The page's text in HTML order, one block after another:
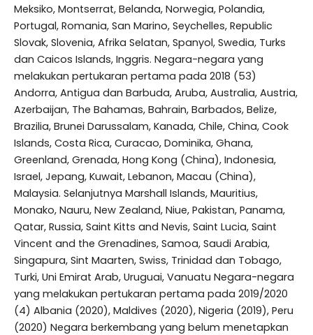
Meksiko, Montserrat, Belanda, Norwegia, Polandia,
Portugal, Romania, San Marino, Seychelles, Republic
Slovak, Slovenia, Afrika Selatan, Spanyol, Swedia, Turks
dan Caicos Islands, Inggris. Negara-negara yang
melakukan pertukaran pertama pada 2018 (53)
Andorra, Antigua dan Barbuda, Aruba, Australia, Austria,
Azerbaijan, The Bahamas, Bahrain, Barbados, Belize,
Brazilia, Brunei Darussalam, Kanada, Chile, China, Cook
Islands, Costa Rica, Curacao, Dominika, Ghana,
Greenland, Grenada, Hong Kong (China), Indonesia,
Israel, Jepang, Kuwait, Lebanon, Macau (China),
Malaysia. Selanjutnya Marshall Islands, Mauritius,
Monako, Nauru, New Zealand, Niue, Pakistan, Panama,
Qatar, Russia, Saint Kitts and Nevis, Saint Lucia, Saint
Vincent and the Grenadines, Samoa, Saudi Arabia,
Singapura, Sint Maarten, Swiss, Trinidad dan Tobago,
Turki, Uni Emirat Arab, Uruguai, Vanuatu Negara-negara
yang melakukan pertukaran pertama pada 2019/2020
(4) Albania (2020), Maldives (2020), Nigeria (2019), Peru
(2020) Negara berkembang yang belum menetapkan